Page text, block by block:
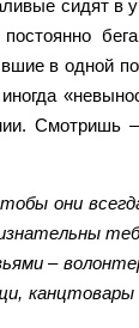
сидят в
в одной
Смотришь –
они
–